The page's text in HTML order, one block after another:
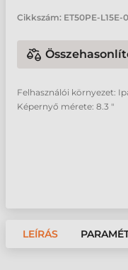
Cikkszám: ET50PE-L15E-
Felhasználói környezet:
Képernyő mérete: 8.3 "
LEÍRÁS